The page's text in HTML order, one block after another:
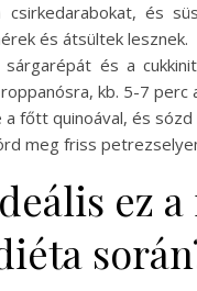
és
és átsültek lesznek.
és a
kb. 5-7 perc
főtt quinoával, és sózd
meg friss
ez a